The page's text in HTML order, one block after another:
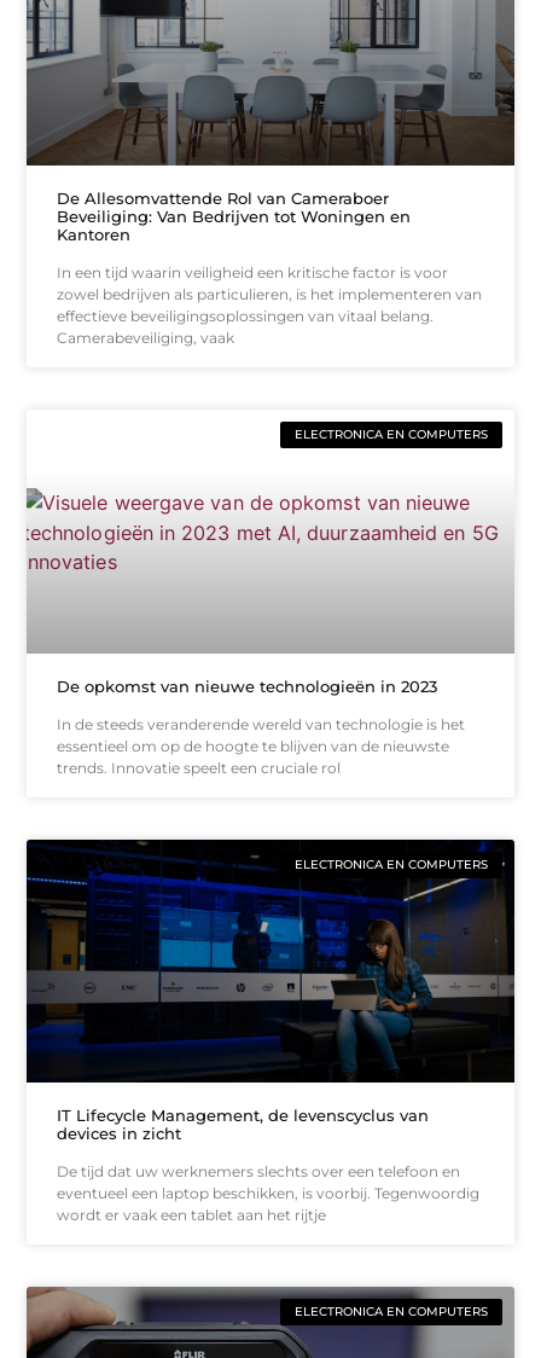
De Allesomvattende Rol van Cameraboer
Beveiliging: Van Bedrijven tot Woningen en
Kantoren
In een tijd waarin veiligheid een kritische factor is voor
zowel bedrijven als particulieren, is het implementeren van
effectieve beveiligingsoplossingen van vitaal belang.
Camerabeveiliging, vaak
ELECTRONICA EN COMPUTERS
De opkomst van nieuwe technologieën in 2023
In de steeds veranderende wereld van technologie is het
essentieel om op de hoogte te blijven van de nieuwste
trends. Innovatie speelt een cruciale rol
ELECTRONICA EN COMPUTERS
IT Lifecycle Management, de levenscyclus van
devices in zicht
De tijd dat uw werknemers slechts over een telefoon en
eventueel een laptop beschikken, is voorbij. Tegenwoordig
wordt er vaak een tablet aan het rijtje
ELECTRONICA EN COMPUTERS